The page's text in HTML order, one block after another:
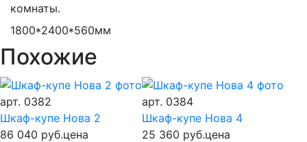
комнаты.
1800*2400*560мм
Похожие
арт. 0382
Шкаф-купе Нова 2
86 040 руб.цена
арт. 0384
Шкаф-купе Нова 4
25 360 руб.цена